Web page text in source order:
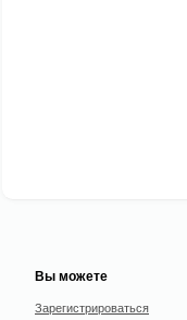
Вы можете
Зарегистрироваться